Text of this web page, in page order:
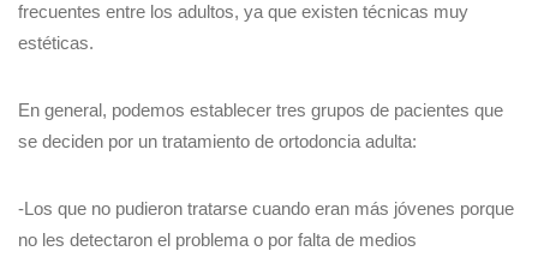
frecuentes entre los adultos, ya que existen técnicas muy
estéticas.
En general, podemos establecer tres grupos de pacientes que
se deciden por un tratamiento de ortodoncia adulta:
-Los que no pudieron tratarse cuando eran más jóvenes porque
no les detectaron el problema o por falta de medios